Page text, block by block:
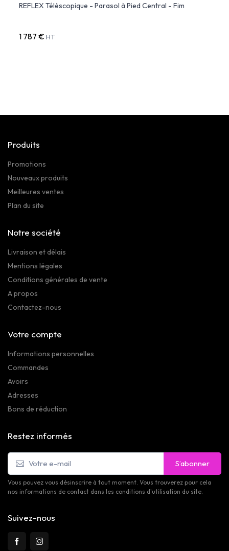
REFLEX Téléscopique - Parasol à Pied Central - Fim
1 787 € HT
Produits
Promotions
Nouveaux produits
Meilleures ventes
Plan du site
Notre société
Livraison et délais
Mentions légales
Conditions générales de vente
A propos
Contactez-nous
Votre compte
Informations personnelles
Commandes
Avoirs
Adresses
Bons de réduction
Restez informés
S’abonner
Vous pouvez vous désinscrire à tout moment. Vous trouverez pour cela
nos informations de contact dans les conditions d'utilisation du site.
Suivez-nous